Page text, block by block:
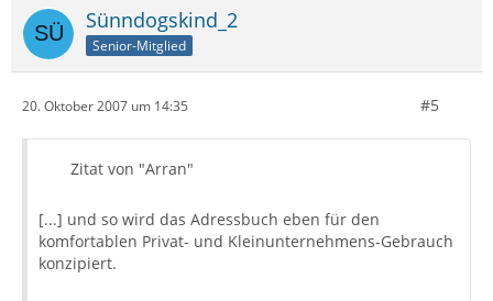
Sünndogskind_2
Senior-Mitglied
20. Oktober 2007 um 14:35 #5
Zitat von "Arran"
[...] und so wird das Adressbuch eben für den
komfortablen Privat- und Kleinunternehmens-Gebrauch
konzipiert.